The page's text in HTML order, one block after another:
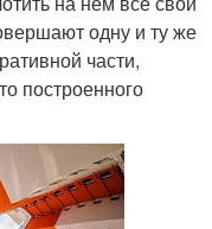
одну и ту же
части,
построенного